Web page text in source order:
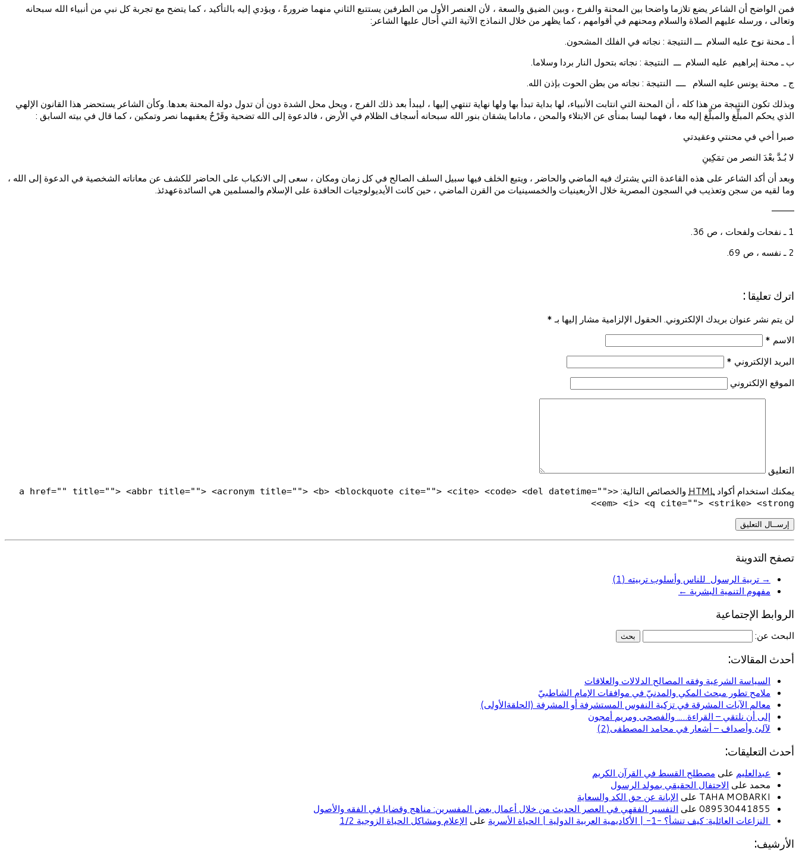
فمن الواضح أن الشاعر يضع تلازما واضحا بين المحنة والفرج ، وبين الضيق والسعة ، لأن العنصر الأول من الطرفين يستتبع الثاني منهما ضرورةً ، ويؤدي إليه بالتأكيد ، كما يتضح مع تجربة كل نبي من أنبياء الله سبحانه
وتعالى ، ورسله عليهم الصلاة والسلام ومحنهم في أقوامهم ، كما يظهر من خلال النماذج الآتية التي أحال عليها الشاعر:
أ ـ محنة نوح عليه السلام ـــ النتيجة : نجاته في الفلك المشحون.
ب ـ محنة إبراهيم عليه السلام ـــ النتيجة : نجاته بتحول النار بردا وسلاما.
ج ـ محنة يونس عليه السلام ــــ النتيجة : نجاته من بطن الحوت بإذن الله.
وبذلك تكون النتيجة من هذا كله ، أن المحنة التي انتابت الأنبياء، لها بداية تبدأ بها ولها نهاية تنتهي إليها ، ليبدأ بعد ذلك الفرج ، ويحل محل الشدة دون أن تدول دولة المحنة بعدها. وكأن الشاعر يستحضر هذا القانون الإلهي
الذي يحكم المبلِّغ والمبلَّغ إليه معا ، فهما ليسا بمنأى عن الابتلاء والمحن ، ماداما يشقان بنور الله سبحانه أسجاف الظلام في الأرض ، فالدعوة إلى الله تضحية وقَرْحٌ يعقبهما نصر وتمكين ، كما قال في بيته السابق :
صبرا أخي في محنتي وعقيدتي
لا بُـدَّ بعْدَ النصر من تمَكِينِ
وبعد أن أكد الشاعر على هذه القاعدة التي يشترك فيه الماضي والحاضر ، ويتبع الخلف فيها سبيل السلف الصالح في كل زمان ومكان ، سعى إلى الانكباب على الحاضر للكشف عن معاناته الشخصية في الدعوة إلى الله ،
وما لقيه من سجن وتعذيب في السجون المصرية خلال الأربعينيات والخمسينيات من القرن الماضي ، حين كانت الأيديولوجيات الحاقدة على الإسلام والمسلمين هي السائدةعهدئذ.
———–
1 ـ نفحات ولفحات ، ص 36.
2 ـ نفسه ، ص 69.
اترك تعليقا :
لن يتم نشر عنوان بريدك الإلكتروني. الحقول الإلزامية مشار إليها بـ*
الاسم *
البريد الإلكتروني *
الموقع الإلكتروني
التعليق
يمكنك استخدام أكواد HTML والخصائص التالية:
<a href="" title=""> <abbr title=""> <acronym title=""> <b> <blockquote cite=""> <cite> <code> <del datetime="">
<em> <i> <q cite=""> <strike> <strong>
تصفح التدوينة
→ تربية الرسول للناس وأسلوب تربيته (1)
مفهوم التنمية البشرية ←
الروابط الإجتماعية
البحث عن:
أحدث المقالات:
السياسة الشرعية وفقه المصالح الدلالات والعلاقات
ملامح تطور مبحث المكي والمدنيّ في موافقات الإمام الشاطبيّ
معالم الآيات المشرقة في تزكية النفوس المستشرفة أو المشرفة (الحلقةالأولى)
إلى أن نلتقي – القراءة….. والفصحى ومريم أمجون
لآلئ وأصداف – أشعار في محامد المصطفى(2)
أحدث التعليقات:
عبدالعليم على مصطلح القسط في القرآن الكريم
محمد على الاحتفال الحقيقي بمولد الرسول
TAHA MOBARKI على
الإبانة عن حق الكد والسعاية
089530441855 على
التفسير الفقهي في العصر الحديث من خلال أعمال بعض المفسرين: مناهج وقضايا في الفقه والأصول
النزاعات العائلية: كيف تنشأ؟ -1- | الأكاديمية العربية الدولية | الحياة الأسرية
على الإعلام ومشاكل الحياة الزوجية 1/2
الأرشيف: